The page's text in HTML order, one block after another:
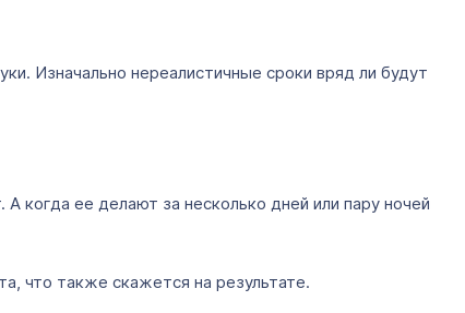
Изначально нереалистичные сроки вряд ли будут
когда ее делают за несколько дней или пару ночей
что также скажется на результате.